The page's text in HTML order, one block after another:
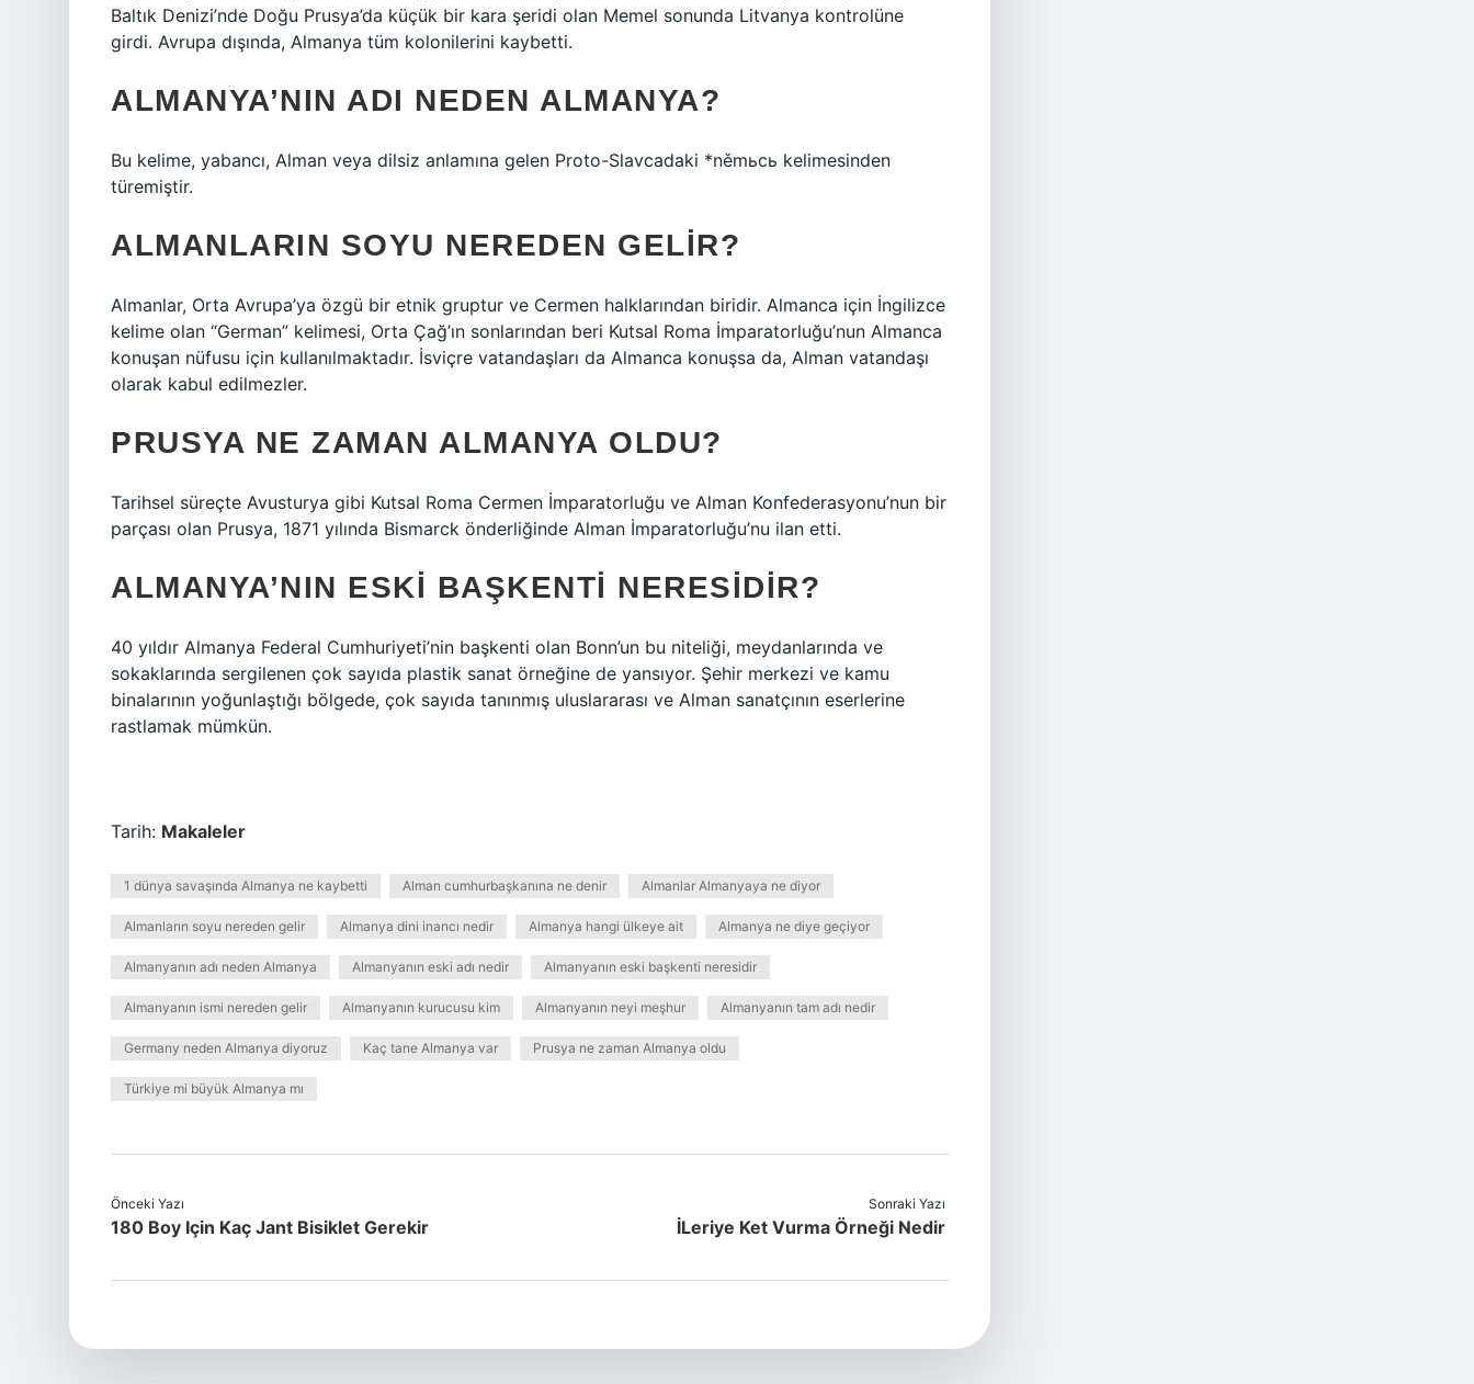
Baltık Denizi’nde Doğu Prusya’da küçük bir kara şeridi olan Memel sonunda Litvanya kontrolüne
girdi. Avrupa dışında, Almanya tüm kolonilerini kaybetti.
ALMANYA’NIN ADI NEDEN ALMANYA?
Bu kelime, yabancı, Alman veya dilsiz anlamına gelen Proto-Slavcadaki *němьcь kelimesinden
türemiştir.
ALMANLARIN SOYU NEREDEN GELIR?
Almanlar, Orta Avrupa’ya özgü bir etnik gruptur ve Cermen halklarından biridir. Almanca için İngilizce
kelime olan “German” kelimesi, Orta Çağ’ın sonlarından beri Kutsal Roma İmparatorluğu’nun Almanca
konuşan nüfusu için kullanılmaktadır. İsviçre vatandaşları da Almanca konuşsa da, Alman vatandaşı
olarak kabul edilmezler.
PRUSYA NE ZAMAN ALMANYA OLDU?
Tarihsel süreçte Avusturya gibi Kutsal Roma Cermen İmparatorluğu ve Alman Konfederasyonu’nun bir
parçası olan Prusya, 1871 yılında Bismarck önderliğinde Alman İmparatorluğu’nu ilan etti.
ALMANYA’NIN ESKI BAŞKENTI NERESIDIR?
40 yıldır Almanya Federal Cumhuriyeti’nin başkenti olan Bonn’un bu niteliği, meydanlarında ve
sokaklarında sergilenen çok sayıda plastik sanat örneğine de yansıyor. Şehir merkezi ve kamu
binalarının yoğunlaştığı bölgede, çok sayıda tanınmış uluslararası ve Alman sanatçının eserlerine
rastlamak mümkün.
Tarih: Makaleler
1 dünya savaşında Almanya ne kaybetti Alman cumhurbaşkanına ne denir Almanlar Almanyaya ne diyor
Almanların soyu nereden gelir Almanya dini inancı nedir Almanya hangi ülkeye ait Almanya ne diye geçiyor
Almanyanın adı neden Almanya Almanyanın eski adı nedir Almanyanın eski başkenti neresidir
Almanyanın ismi nereden gelir Almanyanın kurucusu kim Almanyanın neyi meşhur Almanyanın tam adı nedir
Germany neden Almanya diyoruz Kaç tane Almanya var Prusya ne zaman Almanya oldu
Türkiye mi büyük Almanya mı
Önceki Yazı
180 Boy Için Kaç Jant Bisiklet Gerekir
Sonraki Yazı
İLeriye Ket Vurma Örneği Nedir